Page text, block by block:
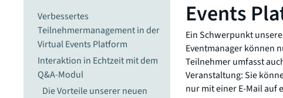
Verbessertes
Teilnehmermanagement in der
Virtual Events Platform
Interaktion in Echtzeit mit dem
Q&A-Modul
Die Vorteile unserer neuen
Events
Ein Schwerpunkt
Eventmanager können
Teilnehmer umfasst
Veranstaltung: Sie
nur mit einer E-Mail auf